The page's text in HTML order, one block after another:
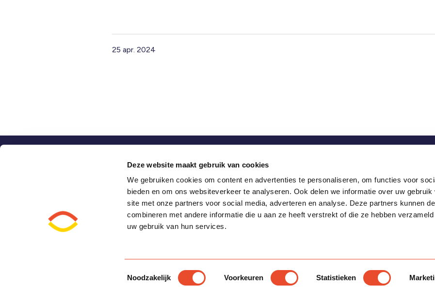
Deze website maakt gebruik van cookies
We gebruiken cookies om content en advertenties te personaliseren, om functies voor
bieden en om ons websiteverkeer te analyseren. Ook delen we informatie over uw gebruik
site met onze partners voor social media, adverteren en analyse. Deze partners kunnen
combineren met andere informatie die u aan ze heeft verstrekt of die ze hebben
uw gebruik van hun services.
Toestemmingsselectie
Noodzakelijk Voorkeuren Statistieken
25 apr. 2024
veelgestelde vragenof neem contact met ons op via:
0515 - 542189 Weverswei 3A